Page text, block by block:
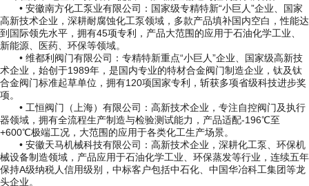
• 安徽南方化工泵业有限公司：国家级专精特新“小巨人”企业、国家
高新技术企业，深耕耐腐蚀化工泵领域，多款产品填补国内空白，性能达
到国际领先水平，拥有45项专利，产品大范围的应用于石油化学工业、
新能源、医药、环保等领域。
• 维都利阀门有限公司：专精特新重点“小巨人”企业、国家级高新技
术企业，始创于1989年，是国内专业的特材合金阀门制造企业，钛及钛
合金阀门标准起草单位，拥有120项国家专利，斩获多项省级科技进步奖
项。
• 工恒阀门（上海）有限公司：高新技术企业，专注自控阀门及执行
器领域，拥有全流程生产制造与检验测试能力，产品适配-196℃至
+600℃极端工况，大范围的应用于各类化工生产场景。
• 安徽天马机械科技有限公司：高新技术企业，深耕化工泵、环保机
械设备制造领域，产品应用于石油化学工业、环保蒸发等行业，连续五年
保持A级纳税人信用级别，中标客户包括中石化、中国华冶科工集团等龙
头企业。